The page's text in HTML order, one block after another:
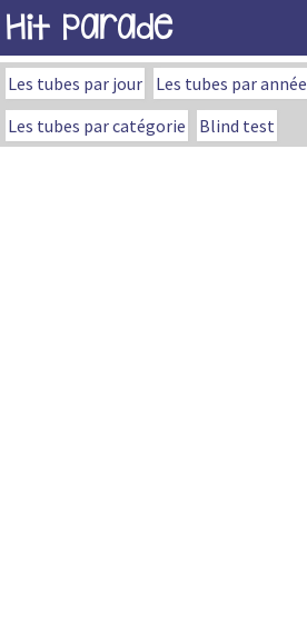
Hit Parade
Les tubes par jour Les tubes par année
Les tubes par catégorie
Blind test